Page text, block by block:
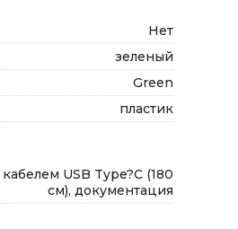
Нет
зеленый
Green
пластик
USB Type?C (180
см), документация